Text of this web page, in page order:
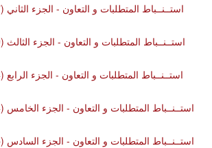
36_استــنــباط المتطلبات و التعاون - الجزء الثاني (8:27)
37_استــنــباط المتطلبات و التعاون - الجزء الثالث (7:19)
38_استــنــباط المتطلبات و التعاون - الجزء الرابع (7:14)
39_استــنــباط المتطلبات و التعاون - الجزء الخامس (8:04)
40_استــنــباط المتطلبات و التعاون - الجزء السادس (6:05)